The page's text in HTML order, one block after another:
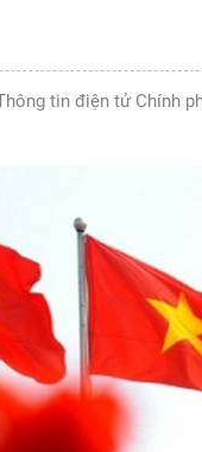
tin điện tử Chính